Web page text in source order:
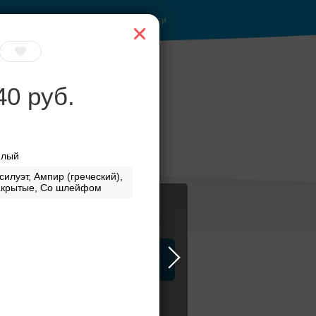
руб.
Ампир (греческий),
Со шлейфом
Войти
Журнал